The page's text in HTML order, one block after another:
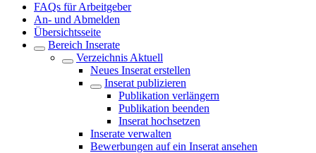
FAQs für Arbeitgeber
An- und Abmelden
Übersichtsseite
Bereich Inserate
Verzeichnis Aktuell
Neues Inserat erstellen
Inserat publizieren
Publikation verlängern
Publikation beenden
Inserat hochsetzen
Inserate verwalten
Bewerbungen auf ein Inserat ansehen